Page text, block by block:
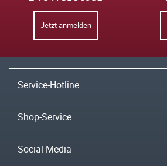
Jetzt anmelden
Service-Hotline
Shop-Service
Social Media